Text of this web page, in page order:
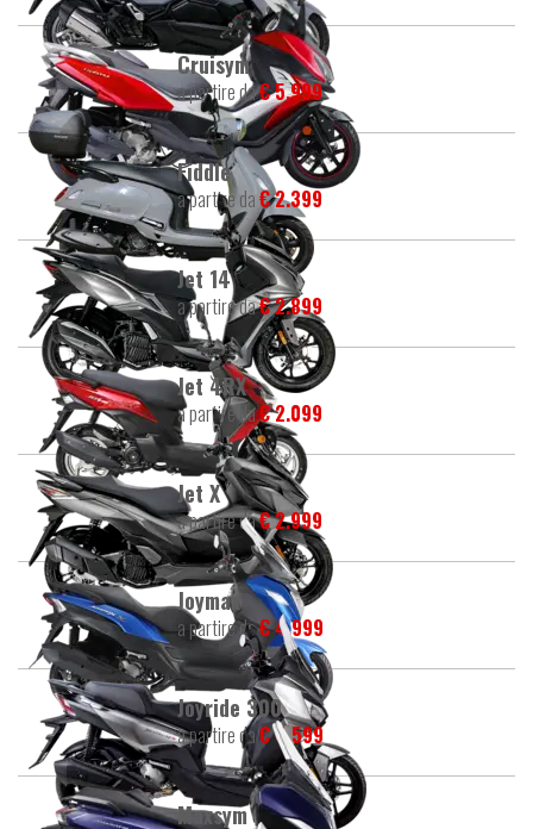
Cruisym
a partire da€ 5.999
Fiddle
a partire da€ 2.399
Jet 14
a partire da€ 2.899
Jet 4RX
a partire da€ 2.099
Jet X
a partire da€ 2.999
Joymax
a partire da€ 4.999
Joyride 300
a partire da€ 4.599
Maxsym